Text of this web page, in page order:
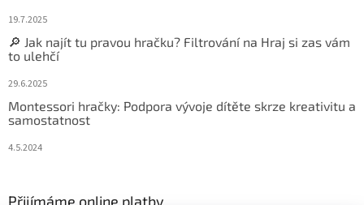
19.7.2025
🔎 Jak najít tu pravou hračku? Filtrování na Hraj si zas vám
to ulehčí
29.6.2025
Montessori hračky: Podpora vývoje dítěte skrze kreativitu a
samostatnost
4.5.2024
Přijímáme online platby